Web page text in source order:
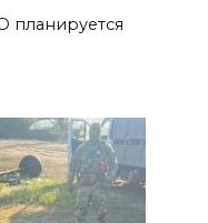
планируется